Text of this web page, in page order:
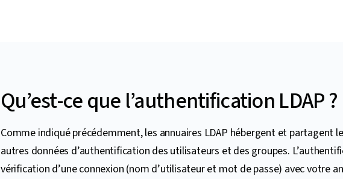
Qu’est-ce que l’authentification LDAP ?
Comme indiqué précédemment, les annuaires LDAP hébergent et partagent
autres données d’authentification des utilisateurs et des groupes.
vérification d’une connexion (nom d’utilisateur et mot de passe) avec votre